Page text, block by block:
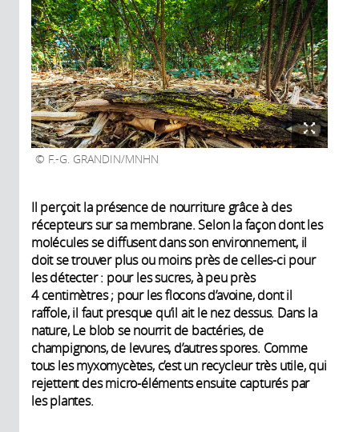
F.-G. GRANDIN/MNHN
Il perçoit la présence de nourriture grâce à des
récepteurs sur sa membrane. Selon la façon dont les
molécules se diffusent dans son environnement, il
doit se trouver plus ou moins près de celles-ci pour
les détecter : pour les sucres, à peu près
4 centimètres ; pour les flocons d’avoine, dont il
raffole, il faut presque qu’il ait le nez dessus. Dans la
nature, Le blob se nourrit de bactéries, de
champignons, de levures, d’autres spores. Comme
tous les myxomycètes, c’est un recycleur très utile, qui
rejettent des micro-éléments ensuite capturés par
les plantes.